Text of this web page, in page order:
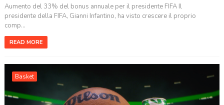
Aumento del 33% del bonus annuale per il presidente FIFA Il
presidente della FIFA, Gianni Infantino, ha visto crescere il proprio
comp...
READ MORE
Basket